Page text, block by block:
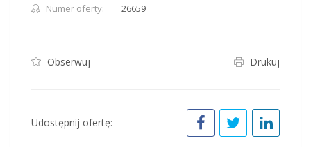
Numer oferty:
26659
Obserwuj Drukuj
Udostępnij ofertę: